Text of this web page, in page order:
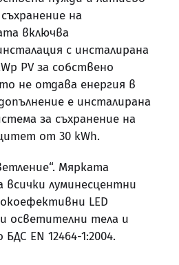
на
включва
с инсталирана
PV за собствено
не отдава енергия в
е инсталирана
за съхранение на
от 30 kWh.
Мярката
всички луминесцентни
LED
осветителни тела и
EN 12464-1:2004.